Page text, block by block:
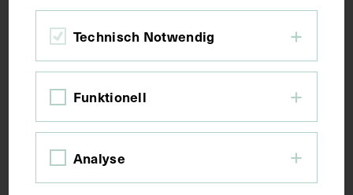
Das Bild wurde von August Wilcke, Innsbruck,
angefertigt, die Schriftzüge von Karl Krziwanek,
Wien, entworfen. Aus der Abschiedsgabe der
Mitglieder der Medizinischen Fakultät Innsbruck an
Friedrich Schauta.
Technisch Notwendig
Funktionell
Analyse